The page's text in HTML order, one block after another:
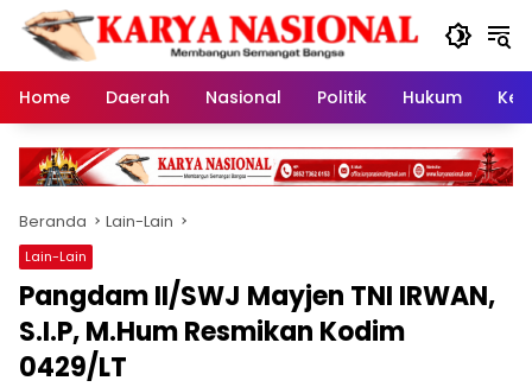
Langsung
konten
Home
Daerah Nasional Politik Hukum
Beranda Lain-Lain
Lain-Lain
Pangdam II/SWJ Mayjen TNI IRWAN,
S.I.P, M.Hum Resmikan Kodim
0429/LT